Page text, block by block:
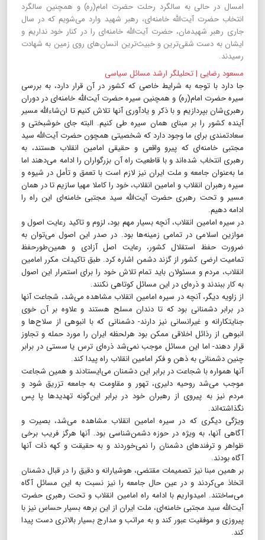
امسال در حالی به سالگرد رحلت حضرت امام(ره) و همچنین سالگرد
انتخاب حضرت آیت‌الله خامنه‌ای، رهبر شهید وارد می‌شویم که در سال
جاری رهبر شهیدمان، حضرت آیت‌الله خامنه‌ای را در کنار خود نداریم و
ایشان به دست شقی‌ترین و خبیث‌ترین انسان‌های روی زمین به شهادت
رسیدند.
مسعود رضایی | تحلیلگر ارشد مسائل سیاسی
جا دارد با توجه به شرایط خاصی که کشور در آن قرار دارد، به بررسی
سیره حضرت امام(ره) و همچنین سیره حضرت آیت‌الله خامنه‌ای در دوران
رهبری‌شان بپردازیم و با ذکر و یادآوری آنها تلاش کنیم تا ان‌شاءالله مسیر
آینده کشور را بر مبنای همان سیره طی کنیم. البته جای خوشبختی و
سعادتمندی برای ما وجود دارد که شخصیتی همچون حضرت آیت‌الله سید
مجتبی خامنه‌ای که پیرو واقعی و حقیقی امامین انقلاب هستند، به
رهبری انتخاب شده‌اند و با قاطعیت راه آن بزرگواران را ادامه می‌دهند اما
ما به‌عنوان جامعه و ملت ایران نیز لازم است با تعمق و تأمل در شیوه و
سیره رهبران انقلاب و امامین انقلاب، خود را کاملا مهیا سازیم تا در همان
مسیر و تحت رهبری حضرت آیت‌الله سید مجتبی خامنه‌ای این راه را
ادامه دهیم.
در سیره امامین انقلاب، آنچه بسیار مهم بود، لزوم و تاکید رعایت اصول و
موازین اسلامی در تمامی زمینه‌ها بود. در صدر این اصول می‌توان به
ضرورت حفظ استقلال کشور، رعایت اصل آزادی و همین‌طورحفظ
تمامیت ارضی کشور از گزند دشمن اشاره کرد. طبق تاکیدات مکرر امامین
انقلاب، مردم و مسئولان باید تمام تلاش خود را برای استمرار این اصول
به کار ببندند و ذره‌ای در این مسائل کوتاهی نکنند.
از زاویه‌ دیگر، آنچه در سیره امامین انقلاب مشاهده می‌شد، شجاعت آنها
در برابر دشمنانی بود که تا دندان مسلح هستند و علاوه بر آن خوی
جنایتکارانه و غیرانسانی نیز دارند- دشمنانی که با انبوهی از سلاح‌ها و
انبوهی از رذائل اخلاقی ممکن بود هر‌لحظه ایران را مورد حمله و تجاوز
قرار دهند- اما این مسائل موجب نمی‌شد ذره‌ای ترس یا سستی در برابر
چنین دشمنانی به ذهن و فکر امامین انقلاب راه پیدا کند.
آنها همواره با شجاعت در برابر این دشمنان می‌ایستادند و همین شجاعت
موجب می‌شد روحیه دلیری، تهور و مقاومت به جامعه تزریق شود و
مردم نیز به پیروی از رهبران خود در برابر این‌گونه تهدیدها پا پس
نگذاشته‌اند.
ویژگی دیگری که در سیره امامین انقلاب مشاهده می‌شد، بصیرت و
آگاهی آنها، به ویژه در حوزه دشمن‌شناسی بود. آنها هرگز فریب برخی
ظواهر و ترفندهای دشمنان را نمی‌خوردند و به حقیقت و کهه ذات آنها
آگاه بودند.
بر همین مبنا نیز تصمیمات مقتضی، هوشیارانه و دقیق را در قبال دشمنان
اتخاذ می‌کردند و در عین حال جامعه را نیز نسبت به این مسائل آگاه
می‌ساختند. امیدواریم با ادامه راه امامین انقلاب و تحت رهبری حضرت
آیت‌الله سید مجتبی خامنه‌ای، ملت ایران از این برهه بسیار حساس نیز با
پیروزی و موفقیت عبور کند و به مراتب و مدارج بسیار بالاتری دست پیدا
کند.